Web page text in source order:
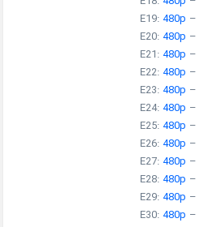
E19:480p –
E20:480p –
E21:480p –
E22:480p –
E23:480p –
E24:480p –
E25:480p –
E26:480p –
E27:480p –
E28:480p –
E29:480p –
E30:480p –